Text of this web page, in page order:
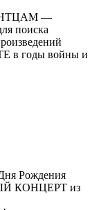
—
поиска
в годы войны и
Рождения
КОНЦЕРТ из